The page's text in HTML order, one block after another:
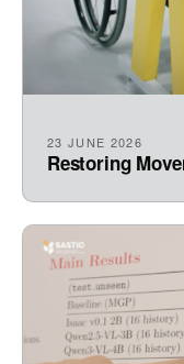
23 JUNE 2026
Restoring